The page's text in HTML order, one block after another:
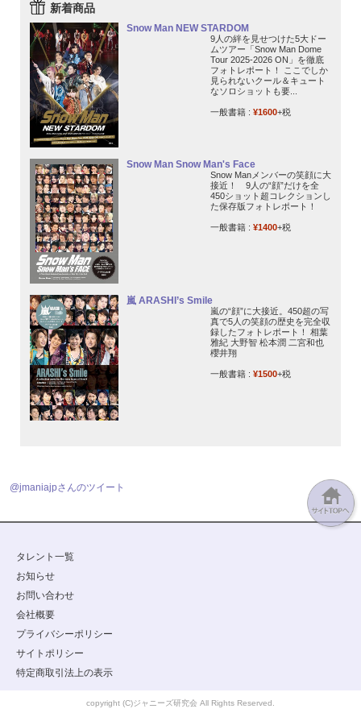
新着商品
Snow Man NEW STARDOM
9人の絆を見せつけた5大ドー
ムツアー「Snow Man Dome
Tour 2025-2026 ON」を徹底
フォトレポート！ ここでしか
見られないクール＆キュート
なソロショットも要...
一般書籍 : ¥1600+税
Snow Man Snow Man's Face
Snow Manメンバーの笑顔に大
接近！ 9人の“顔”だけを全
450ショット超コレクションし
た保存版フォトレポート！
一般書籍 : ¥1400+税
嵐 ARASHI’s Smile
嵐の“顔”に大接近。450超の写
真で5人の笑顔の歴史を完全収
録したフォトレポート！ 相葉
雅紀 大野智 松本潤 二宮和也
櫻井翔
一般書籍 : ¥1500+税
@jmaniajpさんのツイート
タレント一覧
お知らせ
お問い合わせ
会社概要
プライバシーポリシー
サイトポリシー
特定商取引法上の表示
copyright (C)ジャニーズ研究会 All Rights Reserved.